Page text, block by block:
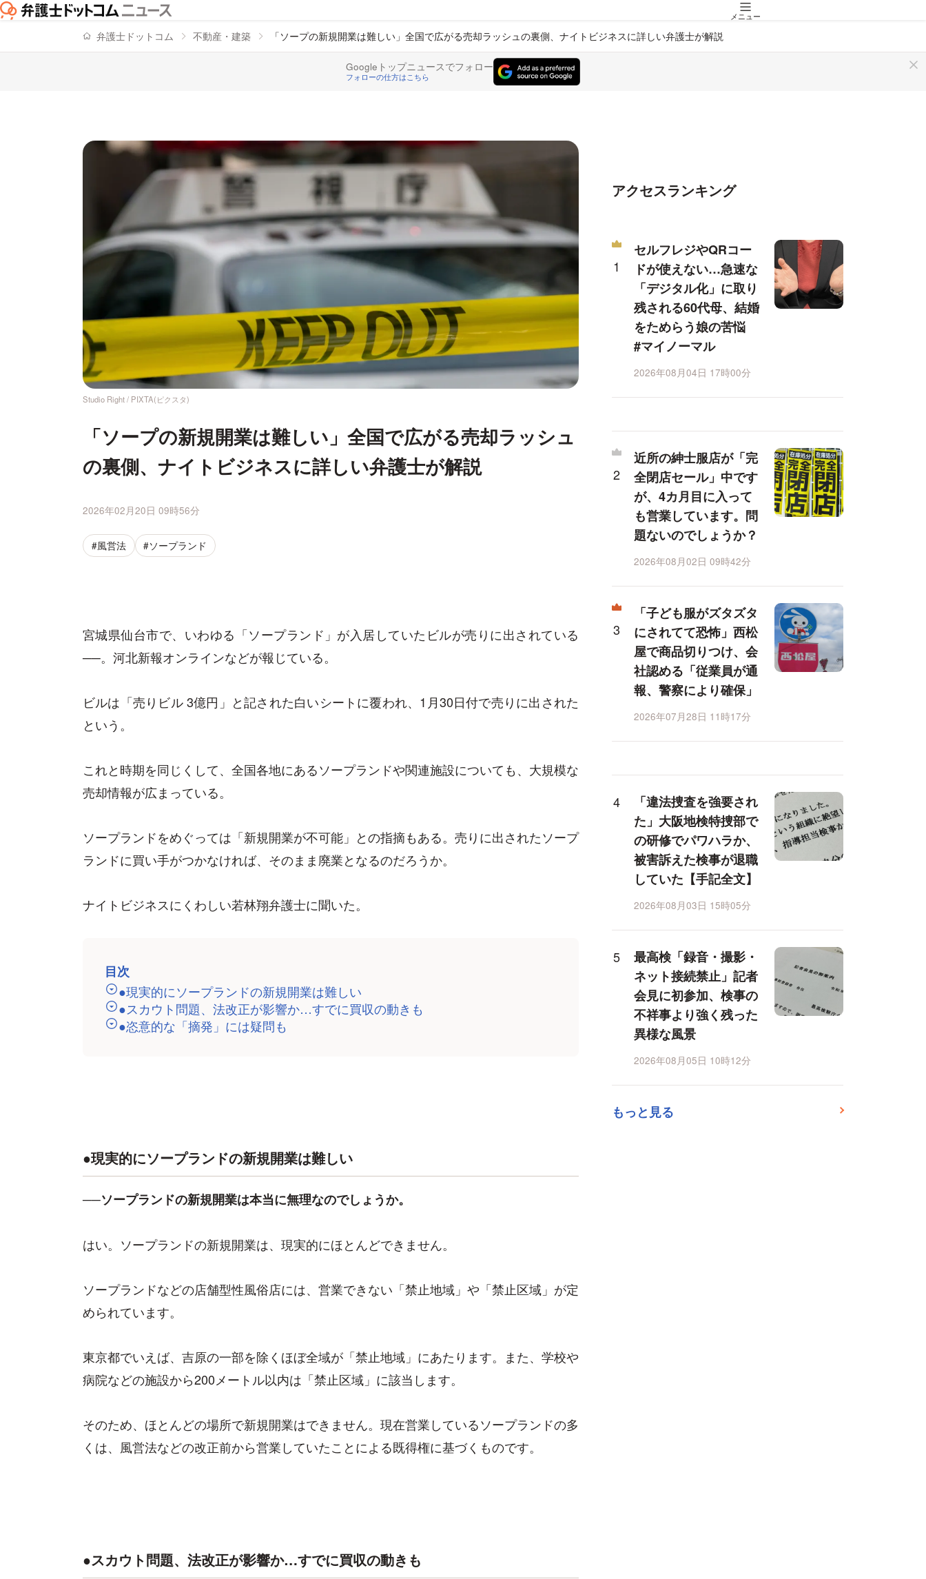
メニュー
弁護士ドットコム 不動産・建築 「ソープの新規開業は難しい」全国で広がる売却ラッシュの裏側、ナイトビジネスに詳しい弁護士が解説
Googleトップニュースでフォロー
フォローの仕方はこちら
Studio Right / PIXTA(ピクスタ)
「ソープの新規開業は難しい」全国で広がる売却ラッシュ
の裏側、ナイトビジネスに詳しい弁護士が解説
2026年02月20日 09時56分
#風営法 #ソープランド
宮城県仙台市で、いわゆる「ソープランド」が入居していたビルが売りに出されている
──。河北新報オンラインなどが報じている。
ビルは「売りビル 3億円」と記された白いシートに覆われ、1月30日付で売りに出された
という。
これと時期を同じくして、全国各地にあるソープランドや関連施設についても、大規模な
売却情報が広まっている。
ソープランドをめぐっては「新規開業が不可能」との指摘もある。売りに出されたソープ
ランドに買い手がつかなければ、そのまま廃業となるのだろうか。
ナイトビジネスにくわしい若林翔弁護士に聞いた。
目次
●現実的にソープランドの新規開業は難しい
●スカウト問題、法改正が影響か…すでに買収の動きも
●恣意的な「摘発」には疑問も
●現実的にソープランドの新規開業は難しい
──ソープランドの新規開業は本当に無理なのでしょうか。
はい。ソープランドの新規開業は、現実的にほとんどできません。
ソープランドなどの店舗型性風俗店には、営業できない「禁止地域」や「禁止区域」が定
められています。
東京都でいえば、吉原の一部を除くほぼ全域が「禁止地域」にあたります。また、学校や
病院などの施設から200メートル以内は「禁止区域」に該当します。
そのため、ほとんどの場所で新規開業はできません。現在営業しているソープランドの多
くは、風営法などの改正前から営業していたことによる既得権に基づくものです。
●スカウト問題、法改正が影響か…すでに買収の動きも
アクセスランキング
セルフレジやQRコー
ドが使えない…急速な
「デジタル化」に取り
残される60代母、結婚
をためらう娘の苦悩
#マイノーマル
2026年08月04日 17時00分
近所の紳士服店が「完
全閉店セール」中です
が、4カ月目に入って
も営業しています。問
題ないのでしょうか？
2026年08月02日 09時42分
「子ども服がズタズタ
にされてて恐怖」西松
屋で商品切りつけ、会
社認める「従業員が通
報、警察により確保」
2026年07月28日 11時17分
「違法捜査を強要され
た」大阪地検特捜部で
の研修でパワハラか、
被害訴えた検事が退職
していた【手記全文】
2026年08月03日 15時05分
最高検「録音・撮影・
ネット接続禁止」記者
会見に初参加、検事の
不祥事より強く残った
異様な風景
2026年08月05日 10時12分
もっと見る